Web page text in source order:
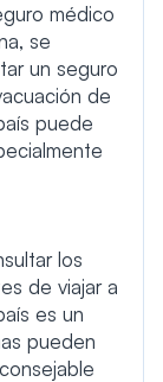
médico
se
un seguro
de
puede
los
de viajar a
es un
pueden